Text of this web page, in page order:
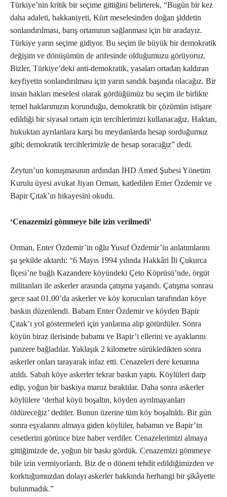
Türkiye’nin kritik bir seçime gittiğini belirterek, “Bugün bir kez
daha adaleti, hakkaniyeti, Kürt meselesinden doğan şiddetin
sonlandırılması, barış ortamının sağlanması için bir aradayız.
Türkiye yarın seçime gidiyor. Bu seçim ile büyük bir demokratik
değişim ve dönüşümün de arifesinde olduğumuzu görüyoruz.
Bizler, Türkiye’deki anti-demokratik, yasaları ortadan kaldıran
keyfiyetin sonlandırılması için yarın sandık başında olacağız. Bir
insan hakları meselesi olarak gördüğümüz bu seçim ile birlikte
temel haklarımızın korunduğu, demokratik bir çözümün istişare
edildiği bir siyasal ortam için tercihlerimizi kullanacağız. Haktan,
hukuktan ayrılanlara karşı bu meydanlarda hesap sorduğumuz
gibi; demokratik tercihlerimizle de hesap soracağız” dedi.
Zeytun’un konuşmasının ardından İHD Amed Şubesi Yönetim
Kurulu üyesi avukat Jiyan Orman, katledilen Enter Özdemir ve
Bapir Çıtak’ın hikayesini okudu.
‘Cenazemizi gömmeye bile izin verilmedi’
Orman, Enter Özdemir’in oğlu Yusuf Özdemir’in anlatımlarını
şu şekilde aktardı: “6 Mayıs 1994 yılında Hakkâri İli Çukurca
İlçesi’ne bağlı Kazandere köyündeki Çeto Köprüsü’nde, örgüt
militanları ile askerler arasında çatışma yaşandı. Çatışma sonrası
gece saat 01.00’da askerler ve köy korucuları tarafından köye
baskın düzenlendi. Babam Enter Özdemir ve köyden Bapir
Çıtak’ı yol göstermeleri için yanlarına alıp götürdüler. Sonra
köyün biraz ilerisinde babamı ve Bapir’i ellerini ve ayaklarını
panzere bağladılar. Yaklaşık 2 kilometre sürükledikten sonra
askerler onları tarayarak infaz etti. Cenazeleri dere kenarına
atıldı. Sabah köye askerler tekrar baskın yaptı. Köylüleri darp
edip, yoğun bir baskıya maruz bıraktılar. Daha sonra askerler
köylülere ‘derhal köyü boşaltın, köyden ayrılmayanları
öldüreceğiz’ dediler. Bunun üzerine tüm köy boşaltıldı. Bir gün
sonra eşyalarını almaya giden köylüler, babamın ve Bapir’in
cesetlerini görünce bize haber verdiler. Cenazelerimizi almaya
gittiğimizde de, yoğun bir baskı gördük. Cenazemizi gömmeye
bile izin vermiyorlardı. Biz de o dönem tehdit edildiğimizden ve
korktuğumuzdan dolayı askerler hakkında herhangi bir şikâyette
bulunmadık.”